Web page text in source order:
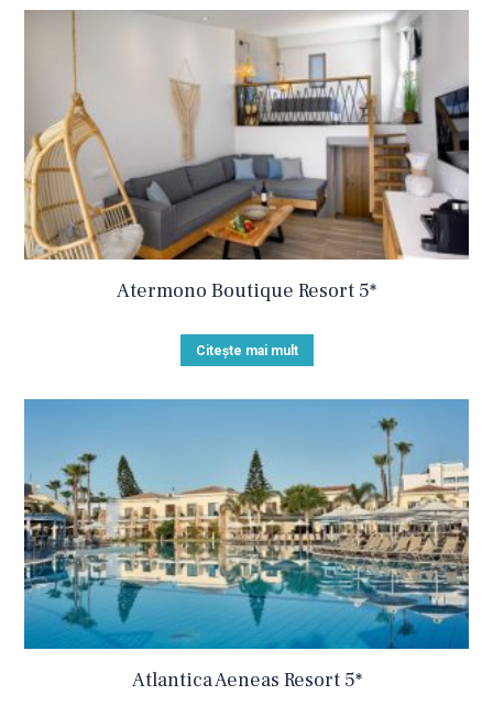
Atermono Boutique Resort 5*
Citește mai mult
Atlantica Aeneas Resort 5*